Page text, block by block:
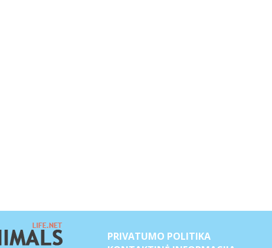
PRIVATUMO POLITIKA